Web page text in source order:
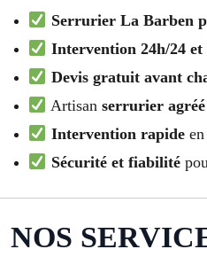
Serrurier La Barben
Intervention 24h/24 et
Devis gratuit avant
Artisan serrurier
Intervention rapideen
Sécurité et fiabilité
NOS